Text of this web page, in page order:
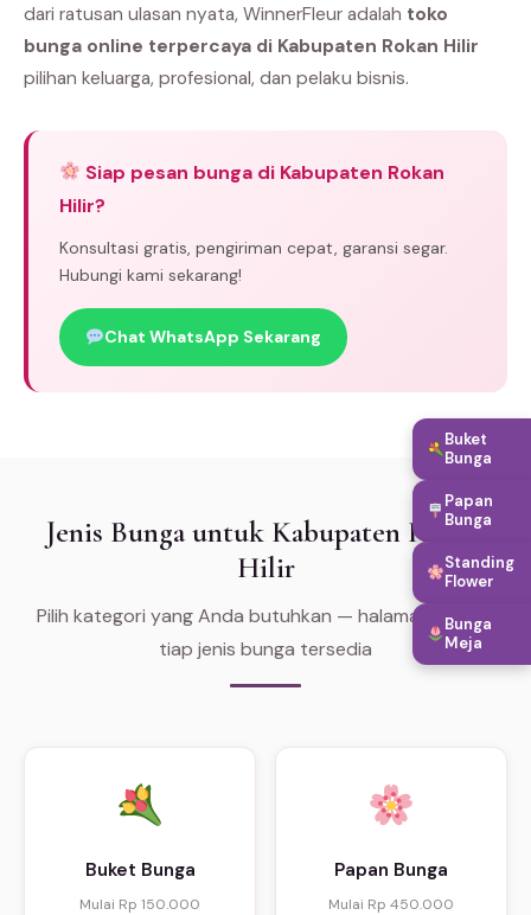
dari ratusan ulasan nyata, WinnerFleur adalah toko
bunga online terpercaya di Kabupaten Rokan Hilir
pilihan keluarga, profesional, dan pelaku bisnis.
Siap pesan bunga di Kabupaten Rokan
Hilir?
Konsultasi gratis, pengiriman cepat, garansi segar.
Hubungi kami sekarang!
Chat WhatsApp Sekarang
Jenis Bunga untuk Kabupaten Rokan
Hilir
Pilih kategori yang Anda butuhkan — halaman khusus
tiap jenis bunga tersedia
Buket Bunga
Mulai Rp 150.000
Papan Bunga
Mulai Rp 450.000
Buket
Bunga
Papan
Bunga
Standing
Flower
Bunga
Meja